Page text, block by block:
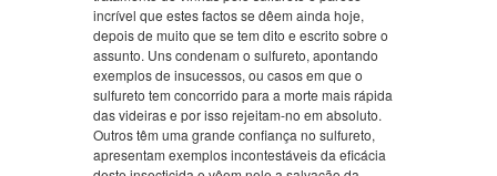
incrível que estes factos se dêem ainda hoje,
depois de muito que se tem dito e escrito sobre o
assunto. Uns condenam o sulfureto, apontando
exemplos de insucessos, ou casos em que o
sulfureto tem concorrido para a morte mais rápida
das videiras e por isso rejeitam-no em absoluto.
Outros têm uma grande confiança no sulfureto,
apresentam exemplos incontestáveis da eficácia